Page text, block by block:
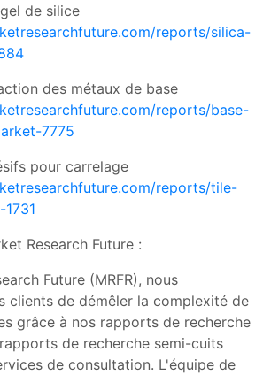
de silice
reports/silica-
des métaux de base
reports/base-
7775
pour carrelage
reports/tile-
Research Future :
Future (MRFR), nous
clients de démêler la complexité de
grâce à nos rapports de recherche
de recherche semi-cuits
de consultation. L'équipe de